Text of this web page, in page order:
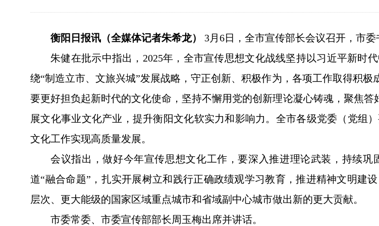
衡阳日报讯（全媒体记者朱希龙）
3月6日，全市宣传部长会议召开，市委
朱健在批示中指出，2025年，全市宣传思想文化战线坚持以习近平新时
绕“制造立市、文旅兴城”发展战略，守正创新、积极作为，各项工作取得积
要更好担负起新时代的文化使命，坚持不懈用党的创新理论凝心铸魂，聚焦
展文化事业文化产业，提升衡阳文化软实力和影响力。全市各级党委（党组
文化工作实现高质量发展。
会议指出，做好今年宣传思想文化工作，要深入推进理论武装，持续
道“融合命题”，扎实开展树立和践行正确政绩观学习教育，推进精神文明建
层次、更大能级的国家区域重点城市和省域副中心城市做出新的更大贡献。
市委常委、市委宣传部部长周玉梅出席并讲话。